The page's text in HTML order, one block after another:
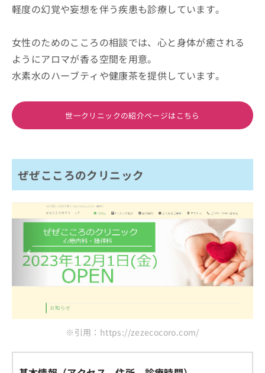
軽度の幻覚や妄想を伴う疾患も診療しています。
女性のためのこころの相談では、心と身体が癒される
ようにアロマが香る空間を用意。
水素水のハーブティや健康茶を提供しています。
世一クリニックの紹介ページはこちら
ぜぜこころのクリニック
※引用：https://zezecocoro.com/